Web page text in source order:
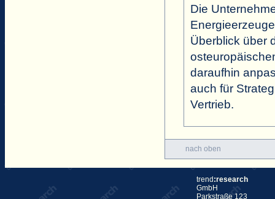
Die
Überblick über
daraufhin
auch für
Vertrieb.
nach oben
trend :research
GmbH
Parkstraße 123